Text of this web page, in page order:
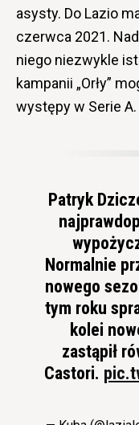
asysty. Do Lazio
czerwca 2021.
niego niezwykle
kampanii „Orły”
występy w Serie A.
Patryk
Normalnie
nowego
tym roku
kolei
zastąpił
Castori.